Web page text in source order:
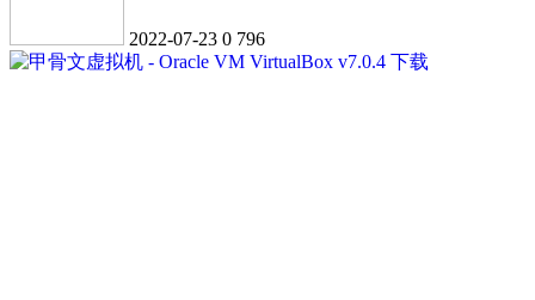
2022-07-23 0 796